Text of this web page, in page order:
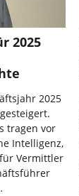
2025
2025
tragen vor
Intelligenz,
Vermittler